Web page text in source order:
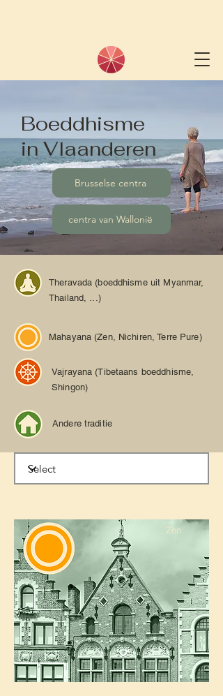
Boeddhisme
in Vlaanderen
Brusselse centra
centra van Wallonië
Theravada (boeddhisme uit Myanmar,
Thailand, ...)
Mahayana (Zen, Nichiren, Terre Pure)
Vajrayana (Tibetaans boeddhisme,
Shingon)
Andere traditie
Zen